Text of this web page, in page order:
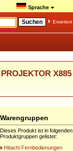
Sprache
Erweitert
X885
Warengruppen
Dieses Produkt ist in folgenden
Produktgruppen gelistet:
Hitachi Fernbedienungen